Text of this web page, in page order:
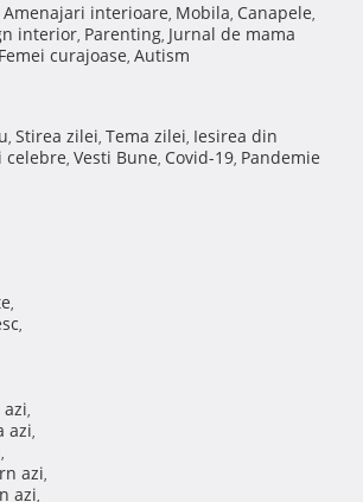
Amenajari interioare, Mobila, Canapele,
interior, Parenting, Jurnal de mama
Femei curajoase, Autism
, Stirea zilei, Tema zilei, Iesirea din
celebre, Vesti Bune, Covid-19, Pandemie
,
,
,
azi,
,
azi,
azi,